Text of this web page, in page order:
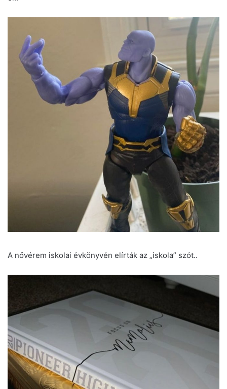
A nővérem iskolai évkönyvén elírták az „iskola” szót..